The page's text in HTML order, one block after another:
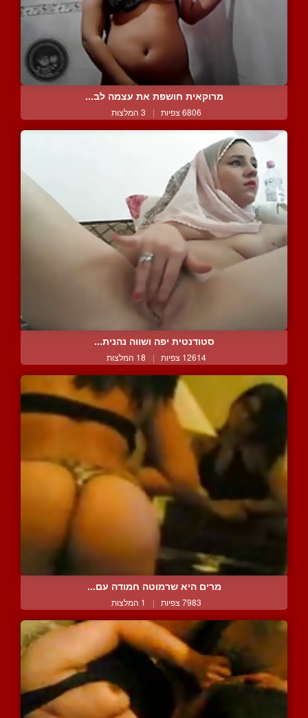
מרוקאית חושפת את עצמה לב...
6806 צפיות | 3 המלצות
סטודנטית יפה ושווה נהנית...
12614 צפיות | 18 המלצות
מרים היא שרמוטה חמודה עם...
7983 צפיות | 1 המלצות